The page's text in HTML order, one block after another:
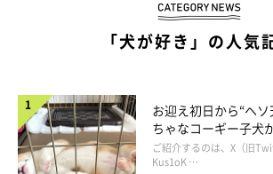
いぬのきもちweb
「犬が好き」の人気
お迎え初日から“ヘ
ちゃなコーギー子犬
コ“コーギースマイル
長！
ご紹介するのは、X（旧
Kus1oK …